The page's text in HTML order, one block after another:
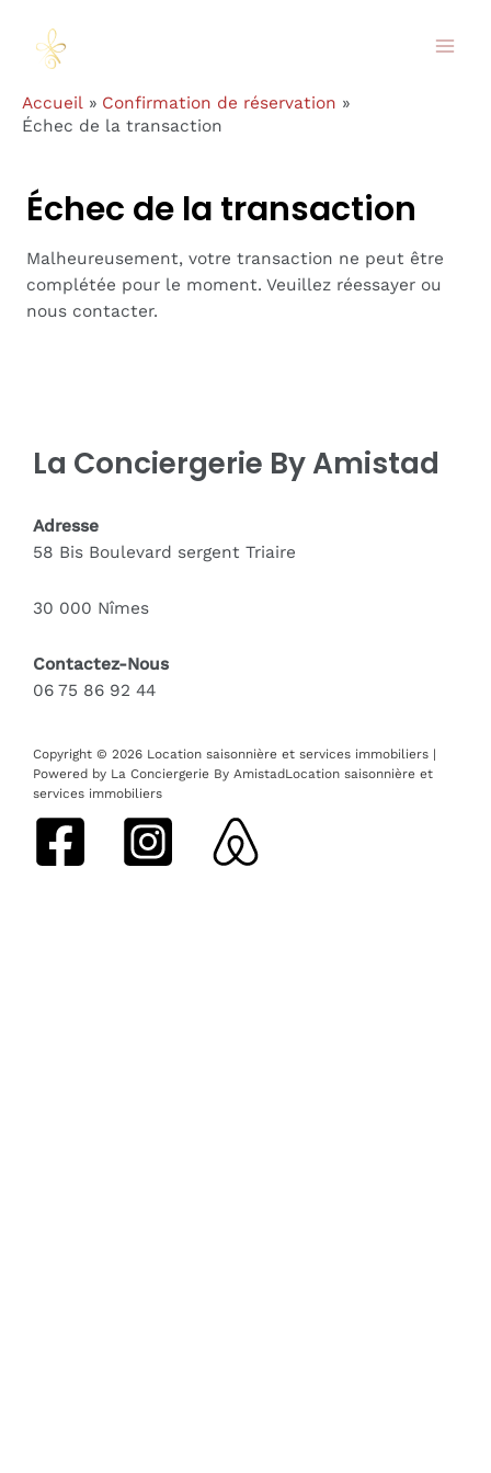
contenu
Accueil
Confirmation de réservation
Échec de la transaction
Échec de la transaction
Malheureusement, votre transaction ne peut être
complétée pour le moment. Veuillez réessayer ou
nous contacter.
La Conciergerie By Amistad
Adresse
58 Bis Boulevard sergent Triaire
30 000 Nîmes
Contactez-Nous
06 75 86 92 44
Copyright © 2026 Location saisonnière et services immobiliers |
Powered by La Conciergerie By AmistadLocation saisonnière et
services immobiliers